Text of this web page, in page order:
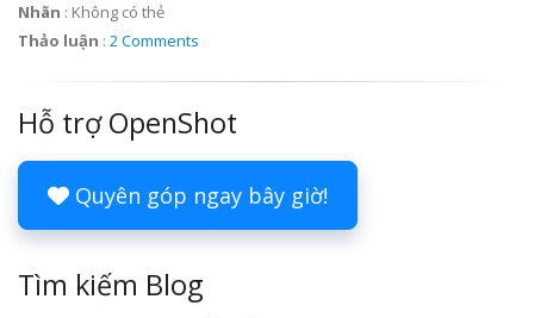
Nhãn : Không có thẻ
Thảo luận : 2 Comments
Hỗ trợ OpenShot
Quyên góp ngay bây giờ!
Tìm kiếm Blog